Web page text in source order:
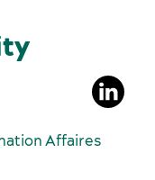
Affaires